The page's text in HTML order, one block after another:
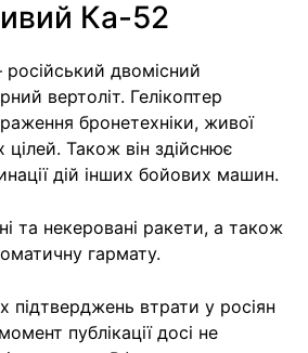
Ка-52
двомісний
вертоліт. Гелікоптер
бронетехніки, живої
цілей. Також він здійснює
дій інших бойових машин.
та некеровані ракети, а також
гармату.
підтверджень втрати у росіян
публікації досі не